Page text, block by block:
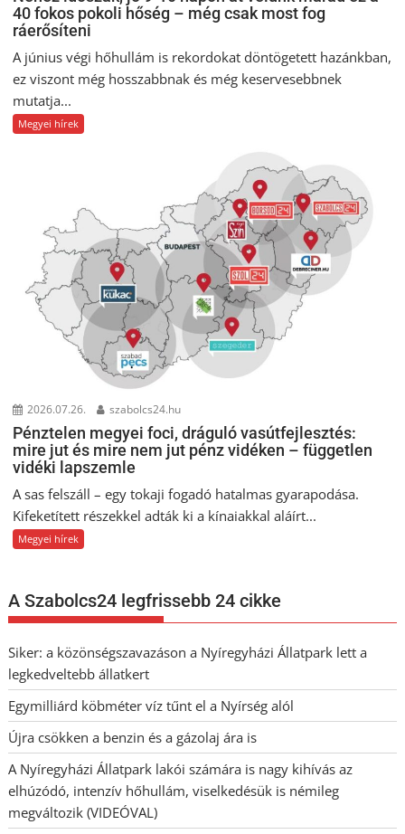
40 fokos pokoli hőség – még csak most fog
ráerősíteni
A június végi hőhullám is rekordokat döntögetett hazánkban,
ez viszont még hosszabbnak és még keservesebbnek
mutatja...
Megyei hírek
2026.07.26. szabolcs24.hu
Pénztelen megyei foci, dráguló vasútfejlesztés:
mire jut és mire nem jut pénz vidéken – független
vidéki lapszemle
A sas felszáll – egy tokaji fogadó hatalmas gyarapodása.
Kifeketített részekkel adták ki a kínaiakkal aláírt...
Megyei hírek
A Szabolcs24 legfrissebb 24 cikke
Siker: a közönségszavazáson a Nyíregyházi Állatpark lett a
legkedveltebb állatkert
Egymilliárd köbméter víz tűnt el a Nyírség alól
Újra csökken a benzin és a gázolaj ára is
A Nyíregyházi Állatpark lakói számára is nagy kihívás az
elhúzódó, intenzív hőhullám, viselkedésük is némileg
megváltozik (VIDEÓVAL)